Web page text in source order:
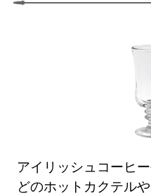
アイリッシュコーヒ
どのホットカクテル